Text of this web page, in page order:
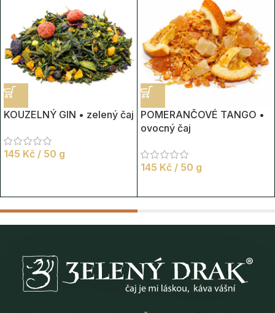
KOUZELNÝ GIN • zelený čaj
145 Kč / 50 g
POMERANČOVÉ TANGO •
ovocný čaj
145 Kč / 50 g